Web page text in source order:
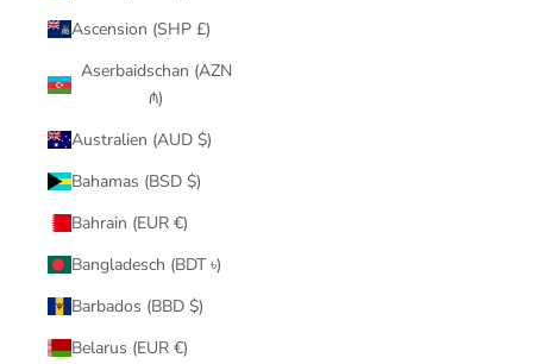
Ascension (SHP £)
Aserbaidschan (AZN
₼)
Australien (AUD $)
Bahamas (BSD $)
Bahrain (EUR €)
Bangladesch (BDT ৳)
Barbados (BBD $)
Belarus (EUR €)